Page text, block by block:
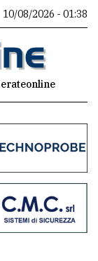
10/08/2026 - 01:38